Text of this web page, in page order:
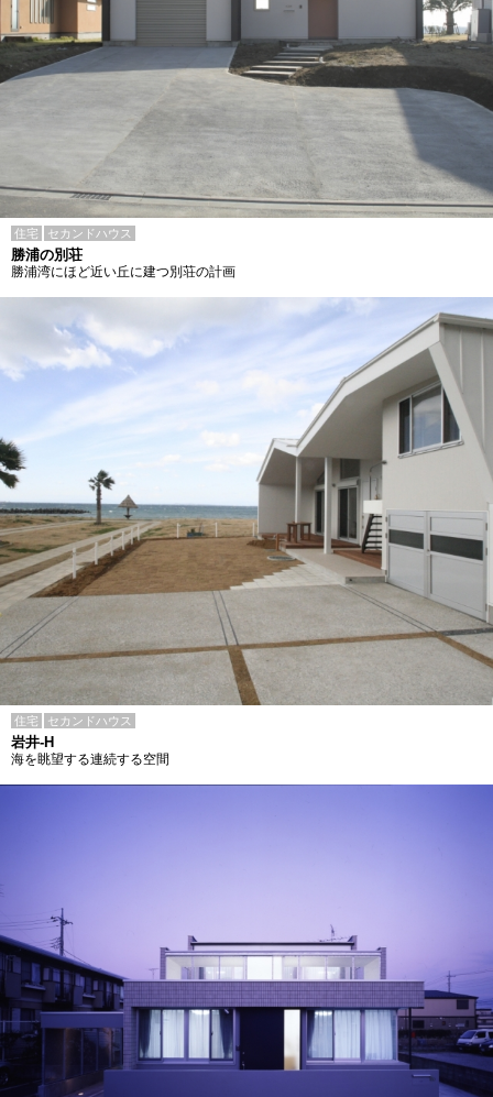
住宅 セカンドハウス
勝浦の別荘
勝浦湾にほど近い丘に建つ別荘の計画
住宅 セカンドハウス
岩井-H
海を眺望する連続する空間